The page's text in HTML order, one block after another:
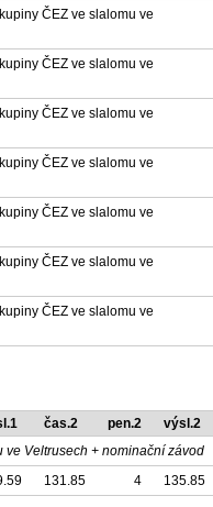
ČEZ ve slalomu ve
ČEZ ve slalomu ve
ČEZ ve slalomu ve
ČEZ ve slalomu ve
ČEZ ve slalomu ve
ČEZ ve slalomu ve
ČEZ ve slalomu ve
čas.2 pen.2
výsl.2
ve Veltrusech + nominační závod
131.85 4 135.85